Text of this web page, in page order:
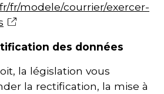
fr/modele/courrier/exercer-
des données
la législation vous
la rectification, la mise à